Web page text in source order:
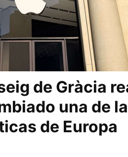
de Gràcia
una de
de Europa